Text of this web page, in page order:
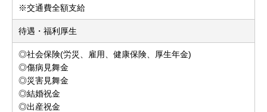
※交通費全額支給
待遇・福利厚生
◎社会保険(労災、雇用、健康保険、厚生年金)
◎傷病見舞金
◎災害見舞金
◎結婚祝金
◎出産祝金